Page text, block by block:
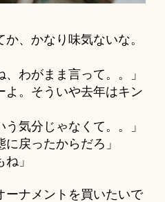
、かなり味気ないな。
わがまま言って。。」
よ。そういや去年はキン
気分じゃなくて。。」
戻ったからだろ」
」
ーナメントを買いたいで